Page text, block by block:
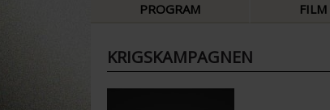
PROGRAM FILM
KRIGSKAMPAGNEN